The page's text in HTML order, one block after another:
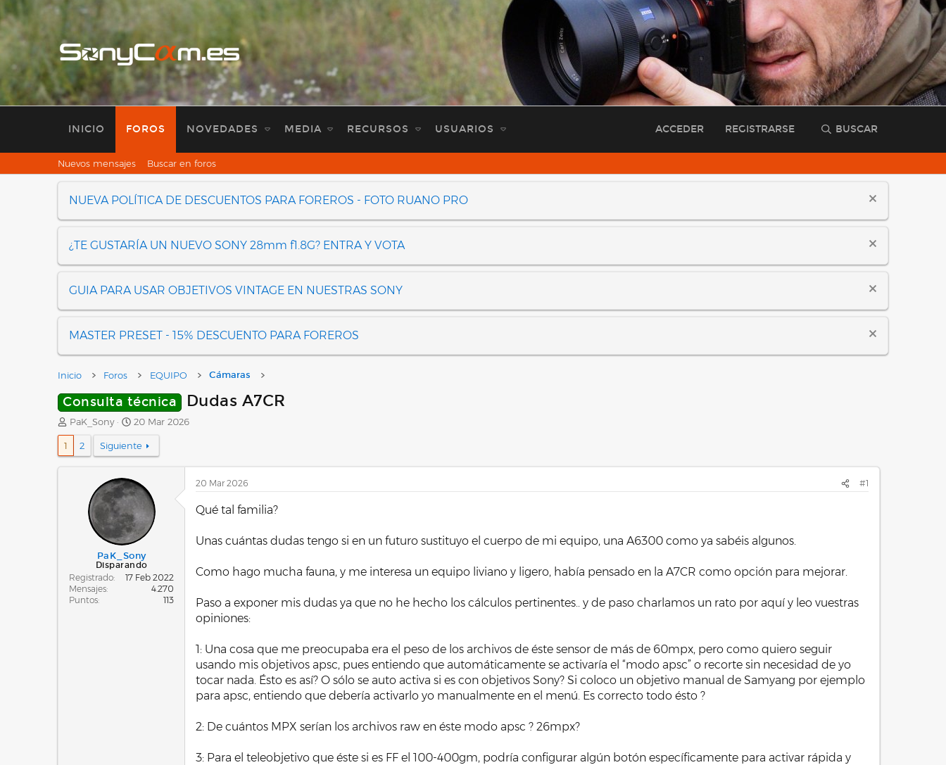
INICIO FOROS NOVEDADES MEDIA RECURSOS USUARIOS ACCEDER REGISTRARSE BUSCAR
Nuevos mensajes Buscar en foros
NUEVA POLÍTICA DE DESCUENTOS PARA FOREROS - FOTO RUANO PRO
¿TE GUSTARÍA UN NUEVO SONY 28mm f1.8G? ENTRA Y VOTA
GUIA PARA USAR OBJETIVOS VINTAGE EN NUESTRAS SONY
MASTER PRESET - 15% DESCUENTO PARA FOREROS
Inicio Foros EQUIPO Cámaras
Consulta técnica Dudas A7CR
A
u
o
PaK_Sony
F
c
h
d
e
n
i
i
o
20 Mar 2026
1 2 Siguiente
PaK_Sony
Disparando
Registrado
17 Feb 2022
Mensajes
4.270
Puntos
113
20 Mar 2026 #1
Qué tal familia?
Unas cuántas dudas tengo si en un futuro sustituyo el cuerpo de mi equipo, una A6300 como ya sabéis algunos.
Como hago mucha fauna, y me interesa un equipo liviano y ligero, había pensado en la A7CR como opción para mejorar.
Paso a exponer mis dudas ya que no he hecho los cálculos pertinentes.. y de paso charlamos un rato por aquí y leo vuestras
opiniones:
1: Una cosa que me preocupaba era el peso de los archivos de éste sensor de más de 60mpx, pero como quiero seguir
usando mis objetivos apsc, pues entiendo que automáticamente se activaría el “modo apsc” o recorte sin necesidad de yo
tocar nada. Ésto es así? O sólo se auto activa si es con objetivos Sony? Si coloco un objetivo manual de Samyang por ejemplo
para apsc, entiendo que debería activarlo yo manualmente en el menú. Es correcto todo ésto ?
2: De cuántos MPX serían los archivos raw en éste modo apsc ? 26mpx?
3: Para el teleobjetivo que éste si es FF el 100-400gm, podría configurar algún botón específicamente para activar rápida y